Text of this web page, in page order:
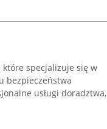
które specjalizuje się w
bezpieczeństwa
usługi doradztwa,